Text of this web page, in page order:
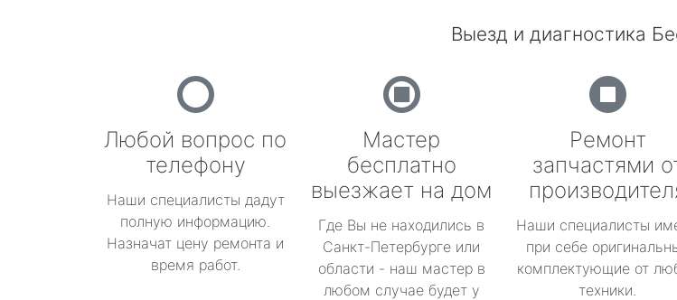
Выезд и диагностика
Любой вопрос по
телефону
Наши специалисты дадут
полную информацию.
Назначат цену ремонта и
время работ.
Мастер
бесплатно
выезжает на дом
Где Вы не находились в
Санкт-Петербурге или
области - наш мастер в
любом случае будет у
Ремонт
запчастями
Наши специалисты
при себе
комплектующие от
техники.